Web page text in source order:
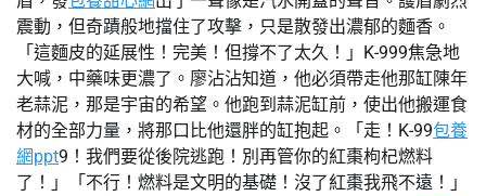
震動，但奇蹟般地擋住了攻擊，只是散發出濃郁的麵香。
「這麵皮的延展性！完美！但撐不了太久！」K-999焦急地
大喊，中藥味更濃了。廖沾沾知道，他必須帶走他那缸陳年
老蒜泥，那是宇宙的希望。他跑到蒜泥缸前，使出他搬運食
材的全部力量，將那口比他還胖的缸抱起。「走！K-99包養
網ppt9！我們要從後院逃跑！別再管你的紅棗枸杞燃料
了！」「不行！燃料是文明的基礎！沒了紅棗我飛不遠！」